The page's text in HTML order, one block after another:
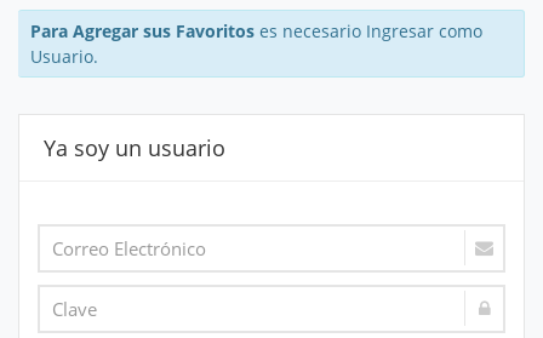
Para Agregar sus Favoritos es necesario Ingresar como
Usuario.
Ya soy un usuario